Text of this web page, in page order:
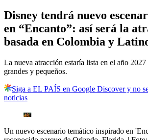
Disney tendrá nuevo
en “Encanto”: así será la
basada en Colombia y
La nueva atracción estaría lista en el año
grandes y pequeños.
Siga a EL PAÍS en Google Discover y no
noticias
Un nuevo escenario temático inspirado en